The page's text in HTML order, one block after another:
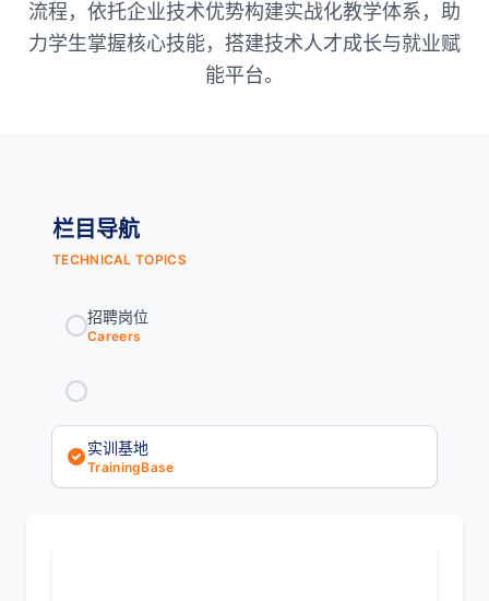
流程，依托企业技术优势构建实战化教学体系，助
力学生掌握核心技能，搭建技术人才成长与就业赋
能平台。
栏目导航
TECHNICAL TOPICS
招聘岗位
Careers
实训基地
TrainingBase